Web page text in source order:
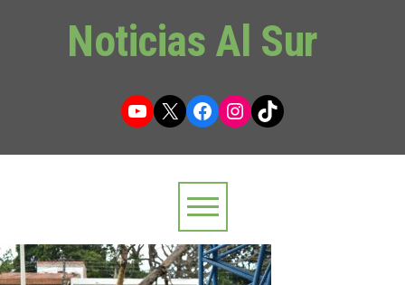
Noticias Al Sur
YouTube
X Facebook
Instagram
TikTok